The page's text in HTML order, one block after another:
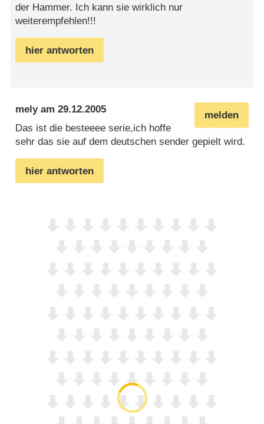
der Hammer. Ich kann sie wirklich nur
weiterempfehlen!!!
hier antworten
melden
melyam29.12.2005
Das ist die besteeee serie,ich hoffe
sehr das sie auf dem deutschen sender gepielt wird.
hier antworten